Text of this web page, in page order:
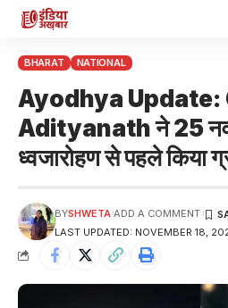
BHARAT NATIONAL
Ayodhya Update:
Adityanath ने 25
ध्वजारोहण से पहले किया
LAST UPDATED: NOVEMBER 18,
BYSHWETA ADD A COMMENT